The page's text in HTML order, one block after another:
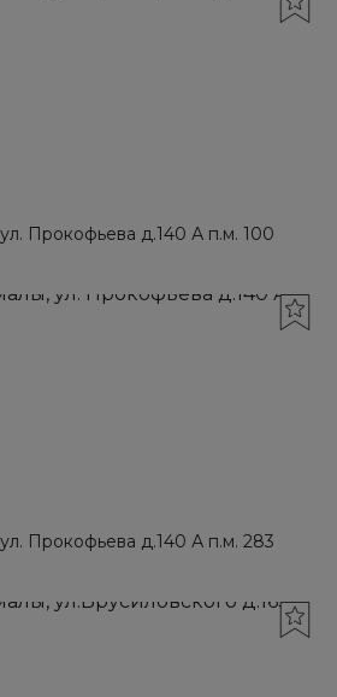
Прокофьева д.140 А п.м. 100
Прокофьева д.140 А п.м. 283